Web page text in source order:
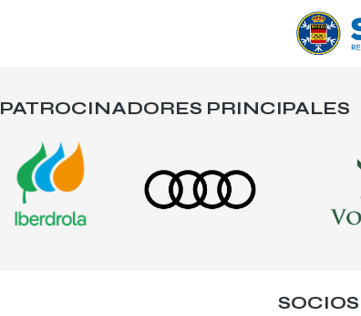
PATROCINADORES PRINCIPALES